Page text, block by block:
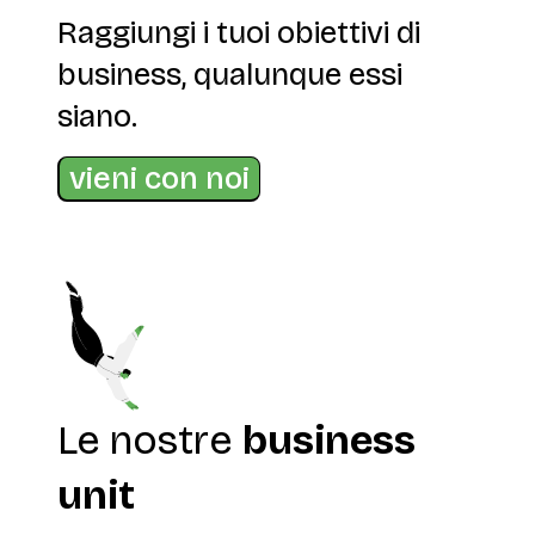
Raggiungi i tuoi obiettivi di
business, qualunque essi
siano.
vieni con noi
Le nostre business
unit